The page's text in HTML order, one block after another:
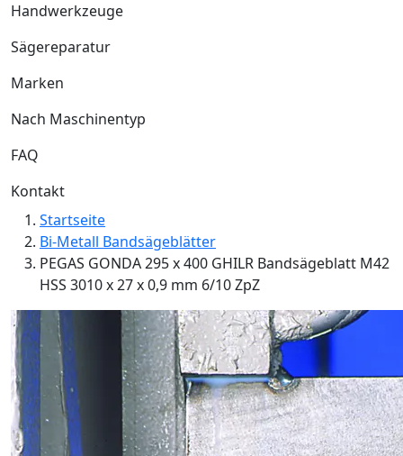
Handwerkzeuge
Sägereparatur
Marken
Nach Maschinentyp
FAQ
Kontakt
Startseite
Bi-Metall Bandsägeblätter
PEGAS GONDA 295 x 400 GHILR Bandsägeblatt M42
HSS 3010 x 27 x 0,9 mm 6/10 ZpZ